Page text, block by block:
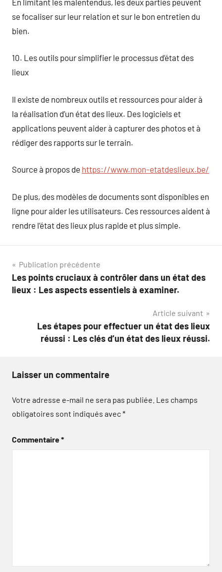
se focaliser sur leur relation et sur le bon entretien du
bien.
10. Les outils pour simplifier le processus d’état des
lieux
Il existe de nombreux outils et ressources pour aider à
la réalisation d’un état des lieux. Des logiciels et
applications peuvent aider à capturer des photos et à
rédiger des rapports sur le terrain.
Source à propos de https://www.mon-etatdeslieux.be/
De plus, des modèles de documents sont disponibles en
ligne pour aider les utilisateurs. Ces ressources aident à
rendre l’état des lieux plus rapide et plus simple.
Navigation
de
Publication précédente
Les points cruciaux à contrôler dans un état des
lieux : Les aspects essentiels à examiner.
Article suivant
Les étapes pour effectuer un état des lieux
réussi : Les clés d’un état des lieux réussi.
Laisser un commentaire
Votre adresse e-mail ne sera pas publiée. Les champs
obligatoires sont indiqués avec*
Commentaire*